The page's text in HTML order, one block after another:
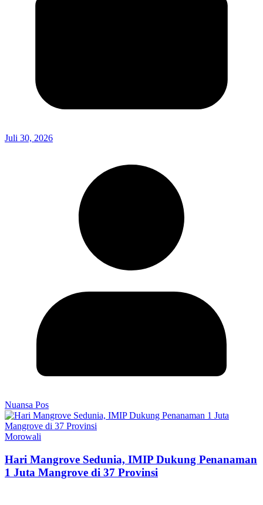
Juli 30, 2026
Nuansa Pos
Morowali
Hari Mangrove Sedunia, IMIP Dukung Penanaman
1 Juta Mangrove di 37 Provinsi